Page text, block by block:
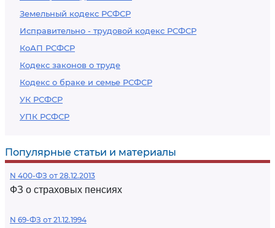
Земельный кодекс РСФСР
Исправительно - трудовой кодекс РСФСР
КоАП РСФСР
Кодекс законов о труде
Кодекс о браке и семье РСФСР
УК РСФСР
УПК РСФСР
Популярные статьи и материалы
N 400-ФЗ от 28.12.2013
ФЗ о страховых пенсиях
N 69-ФЗ от 21.12.1994